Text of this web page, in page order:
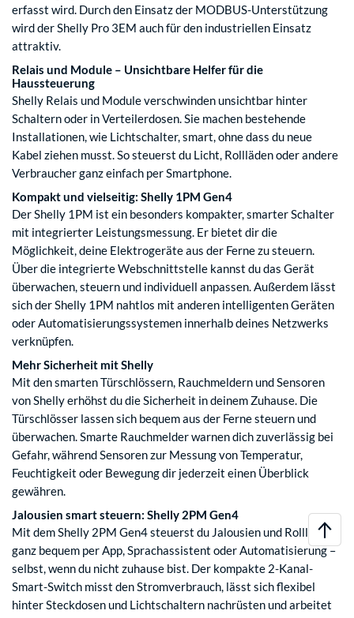
erfasst wird. Durch den Einsatz der MODBUS-Unterstützung
wird der Shelly Pro 3EM auch für den industriellen Einsatz
attraktiv.
Relais und Module – Unsichtbare Helfer für die
Haussteuerung
Shelly Relais und Module verschwinden unsichtbar hinter
Schaltern oder in Verteilerdosen. Sie machen bestehende
Installationen, wie Lichtschalter, smart, ohne dass du neue
Kabel ziehen musst. So steuerst du Licht, Rollläden oder andere
Verbraucher ganz einfach per Smartphone.
Kompakt und vielseitig: Shelly 1PM Gen4
Der Shelly 1PM ist ein besonders kompakter, smarter Schalter
mit integrierter Leistungsmessung. Er bietet dir die
Möglichkeit, deine Elektrogeräte aus der Ferne zu steuern.
Über die integrierte Webschnittstelle kannst du das Gerät
überwachen, steuern und individuell anpassen. Außerdem lässt
sich der Shelly 1PM nahtlos mit anderen intelligenten Geräten
oder Automatisierungssystemen innerhalb deines Netzwerks
verknüpfen.
Mehr Sicherheit mit Shelly
Mit den smarten Türschlössern, Rauchmeldern und Sensoren
von Shelly erhöhst du die Sicherheit in deinem Zuhause. Die
Türschlösser lassen sich bequem aus der Ferne steuern und
überwachen. Smarte Rauchmelder warnen dich zuverlässig bei
Gefahr, während Sensoren zur Messung von Temperatur,
Feuchtigkeit oder Bewegung dir jederzeit einen Überblick
gewähren.
Jalousien smart steuern: Shelly 2PM Gen4
Mit dem Shelly 2PM Gen4 steuerst du Jalousien und Rollläden
ganz bequem per App, Sprachassistent oder Automatisierung –
selbst, wenn du nicht zuhause bist. Der kompakte 2-Kanal-
Smart-Switch misst den Stromverbrauch, lässt sich flexibel
hinter Steckdosen und Lichtschaltern nachrüsten und arbeitet